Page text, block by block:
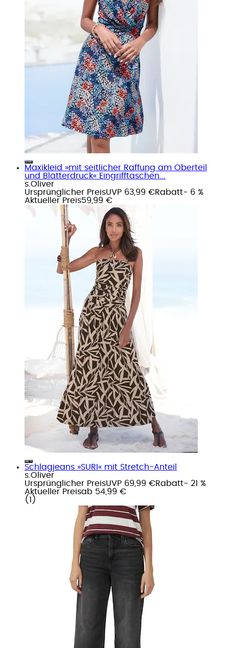
Maxikleid »mit seitlicher Raffung am Oberteil
und Blätterdruck« Eingrifftaschen...
s.Oliver
Ursprünglicher PreisUVP 63,99 €Rabatt- 6 %
Aktueller Preis59,99 €
Schlagjeans »SURI« mit Stretch-Anteil
s.Oliver
Ursprünglicher PreisUVP 69,99 €Rabatt- 21 %
Aktueller Preisab 54,99 €
( 1 )